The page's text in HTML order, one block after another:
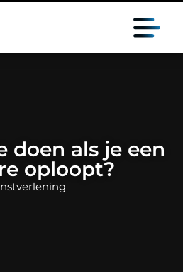
doen als je een
oploopt?